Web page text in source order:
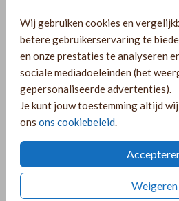
Wij gebruiken cookies en
betere gebruikerservaring te
en onze prestaties te analyseren
sociale mediadoeleinden (het
gepersonaliseerde advertenties).
Je kunt jouw toestemming altijd
ons ons cookiebeleid.
Weigeren
PRODUCTINFORMATIE
OMSCHRIJVING
Witte inlegkaart met goudfolie voor
mapje. Je kunt deze kaart helemaal
hier